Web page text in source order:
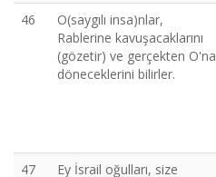
46
O(saygılı insa)nlar,
Rablerine kavuşacaklarını
(gözetir) ve gerçekten O'na
döneceklerini bilirler.
47
Ey İsrail oğulları, size